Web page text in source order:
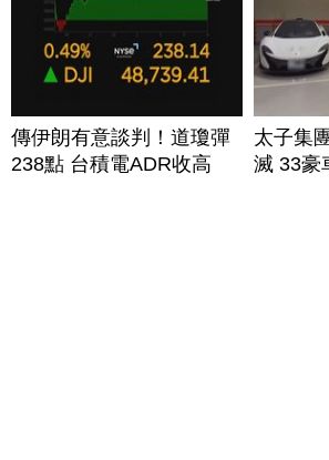
傳伊朗有意談判！道瓊彈
238點 台積電ADR收高
太子集
滅 33豪